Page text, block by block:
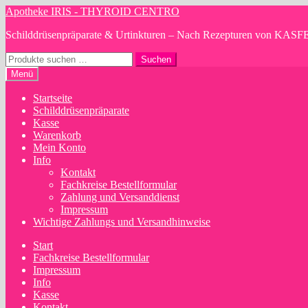
Zur
springen
Zum
springen
Apotheke IRIS - THYROID CENTRO
Schilddrüsenpräparate & Urtinkturen – Nach Rezepturen von
Suchen
nach:
Suchen
Menü
Startseite
Schilddrüsenpräparate
Kasse
Warenkorb
Mein Konto
Info
Kontakt
Fachkreise Bestellformular
Zahlung und Versanddienst
Impressum
Wichtige Zahlungs und Versandhinweise
Start
Fachkreise Bestellformular
Impressum
Info
Kasse